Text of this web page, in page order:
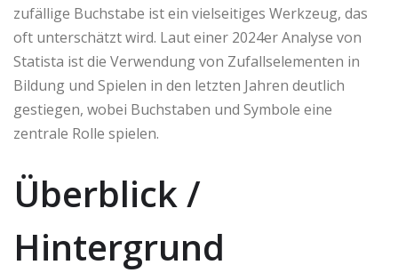
zufällige Buchstabe ist ein vielseitiges Werkzeug, das
oft unterschätzt wird. Laut einer 2024er Analyse von
Statista ist die Verwendung von Zufallselementen in
Bildung und Spielen in den letzten Jahren deutlich
gestiegen, wobei Buchstaben und Symbole eine
zentrale Rolle spielen.
Überblick /
Hintergrund